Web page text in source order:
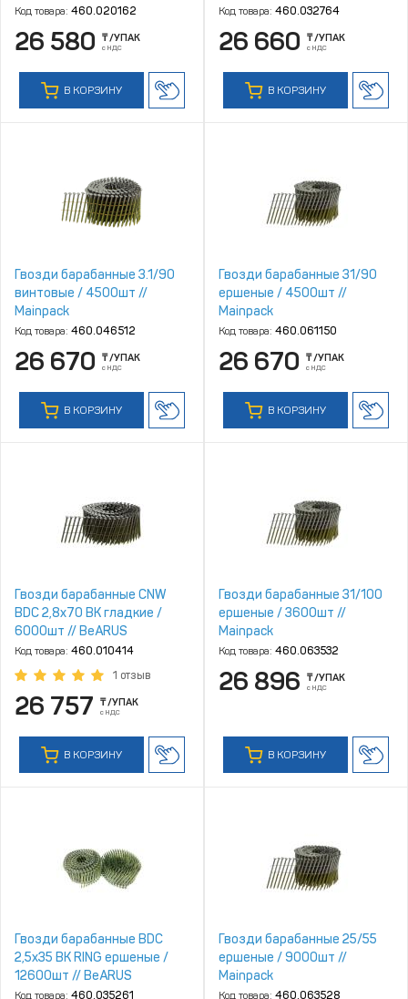
Код товара: 460.020162
26 580 ₸/УПАК
с НДС
В КОРЗИНУ
Код товара: 460.032764
26 660 ₸/УПАК
с НДС
В КОРЗИНУ
Гвозди барабанные 3.1/90
винтовые / 4500шт //
Mainpack
Код товара: 460.046512
26 670 ₸/УПАК
с НДС
В КОРЗИНУ
Гвозди барабанные 31/90
ершеные / 4500шт //
Mainpack
Код товара: 460.061150
26 670 ₸/УПАК
с НДС
В КОРЗИНУ
Гвозди барабанные CNW
BDC 2,8x70 BK гладкие /
6000шт // BeARUS
Код товара: 460.010414
1 отзыв
26 757 ₸/УПАК
с НДС
В КОРЗИНУ
Гвозди барабанные 31/100
ершеные / 3600шт //
Mainpack
Код товара: 460.063532
26 896 ₸/УПАК
с НДС
В КОРЗИНУ
Гвозди барабанные BDC
2,5x35 BK RING ершеные /
12600шт // BeARUS
Код товара: 460.035261
Гвозди барабанные 25/55
ершеные / 9000шт //
Mainpack
Код товара: 460.063528